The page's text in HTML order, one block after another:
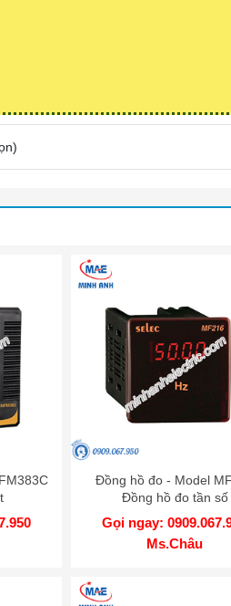
)
Đồng hồ đo - Model
Đồng hồ đo tần số
Gọi ngay:
Ms.Châu